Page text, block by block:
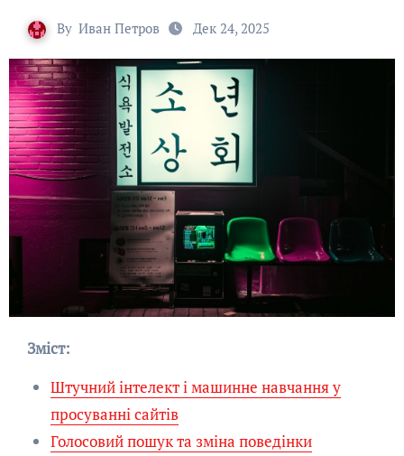
By Иван Петров Дек 24, 2025
Зміст:
Штучний інтелект і машинне навчання у
просуванні сайтів
Голосовий пошук та зміна поведінки